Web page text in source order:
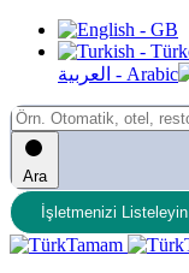
Ara
İşletmenizi Listeleyin